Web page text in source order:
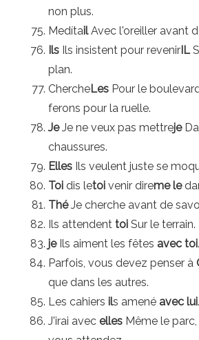
non plus.
MedítailAvec l'oreiller avant
Ils Ils insistent pour revenirIL
plan.
ChercheLes Pour le
ferons pour la ruelle.
JeJe ne veux pas mettreje
chaussures.
Elles Ils veulent juste se
Toi dis letoi venir direme le
ThéJe cherche avant de
Ils attendent toi Sur le terrain.
jeIls aiment les fêtes avec toi.
Parfois, vous devez penser à
que dans les autres.
Les cahiers ils amené avec lui.
J'irai avec elles Même le parc,